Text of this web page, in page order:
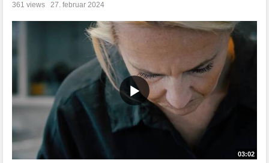
361 views 27. februar 2024
03:02